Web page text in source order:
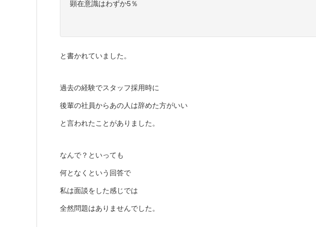
顕在意識はわずか5％
と書かれていました。
過去の経験でスタッフ採用時に
後輩の社員からあの人は辞めた方がいい
と言われたことがありました。
なんで？といっても
何となくという回答で
私は面談をした感じでは
全然問題はありませんでした。